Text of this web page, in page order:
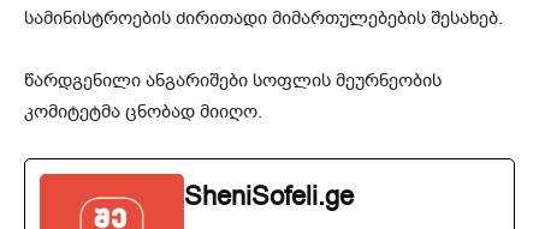
სამინისტროების ძირითადი მიმართულებების შესახებ.
წარდგენილი ანგარიშები სოფლის მეურნეობის
კომიტეტმა ცნობად მიიღო.
SheniSofeli.ge